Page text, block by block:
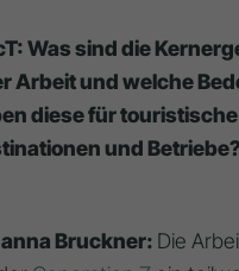
Was sind die
Arbeit und welche
diese für touristische
und Betriebe?
Bruckner: Die